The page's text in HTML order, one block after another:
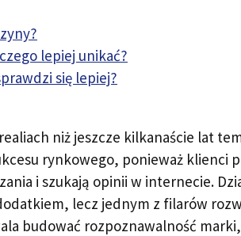
lepiej unikać?
się lepiej?
niż jeszcze kilkanaście lat
rynkowego, ponieważ klienci
i szukają opinii w internecie.
lecz jednym z filarów
budować rozpoznawalność marki,